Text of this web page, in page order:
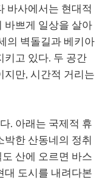
바사에서는 현대적
바쁘게 일상을 살아
의 벽돌길과 베키아
키고 있다. 두 공간
지만, 시간적 거리는
. 아래는 국제적 휴
박한 산동네의 정취
산에 오르면 바스
대 도시를 내려다본